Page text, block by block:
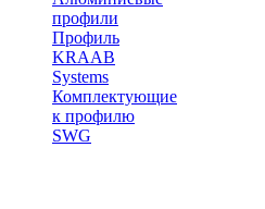
профили
Профиль
KRAAB
Systems
Комплектующие
к профилю
SWG